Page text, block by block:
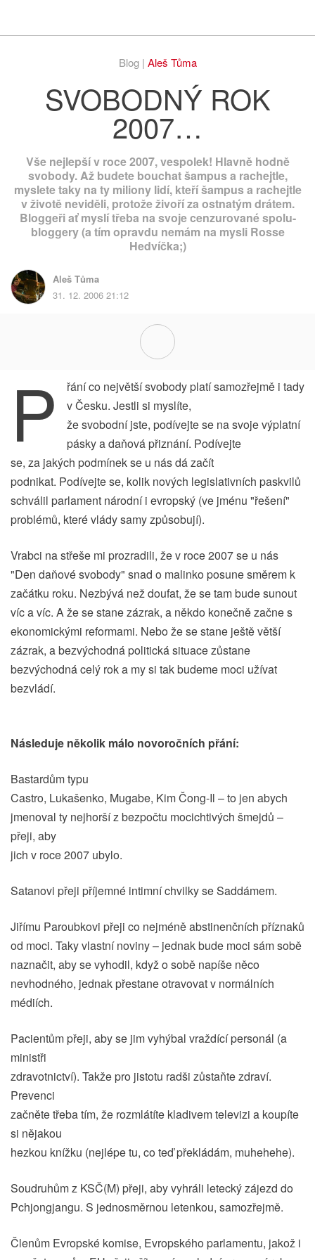
Blog | Aleš Tůma
SVOBODNÝ ROK
2007…
Vše nejlepší v roce 2007, vespolek! Hlavně hodně
svobody. Až budete bouchat šampus a rachejtle,
myslete taky na ty miliony lidí, kteří šampus a rachejtle
v životě neviděli, protože živoří za ostnatým drátem.
Bloggeři ať myslí třeba na svoje cenzurované spolu-
bloggery (a tím opravdu nemám na mysli Rosse
Hedvíčka;)
Aleš Tůma
31. 12. 2006 21:12
P
řání co největší svobody platí samozřejmě i tady
v Česku. Jestli si myslíte,
že svobodní jste, podívejte se na svoje výplatní
pásky a daňová přiznání. Podívejte
se, za jakých podmínek se u nás dá začít
podnikat. Podívejte se, kolik nových legislativních paskvilů
schválil parlament národní i evropský (ve jménu "řešení"
problémů, které vlády samy způsobují).
Vrabci na střeše mi prozradili, že v roce 2007 se u nás
"Den daňové svobody" snad o malinko posune směrem k
začátku roku. Nezbývá než doufat, že se tam bude sunout
víc a víc. A že se stane zázrak, a někdo konečně začne s
ekonomickými reformami. Nebo že se stane ještě větší
zázrak, a bezvýchodná politická situace zůstane
bezvýchodná celý rok a my si tak budeme moci užívat
bezvládí.
Následuje několik málo novoročních přání:
Bastardům typu
Castro, Lukašenko, Mugabe, Kim Čong-Il – to jen abych
jmenoval ty nejhorší z bezpočtu mocichtivých šmejdů –
přeji, aby
jich v roce 2007 ubylo.
Satanovi přeji příjemné intimní chvilky se Saddámem.
Jiřímu Paroubkovi přeji co nejméně abstinenčních příznaků
od moci. Taky vlastní noviny – jednak bude moci sám sobě
naznačit, aby se vyhodil, když o sobě napíše něco
nevhodného, jednak přestane otravovat v normálních
médiích.
Pacientům přeji, aby se jim vyhýbal vraždící personál (a
ministři
zdravotnictví). Takže pro jistotu radši zůstaňte zdraví.
Prevenci
začněte třeba tím, že rozmlátíte kladivem televizi a koupíte
si nějakou
hezkou knížku (nejlépe tu, co teď překládám, muhehehe).
Soudruhům z KSČ(M) přeji, aby vyhráli letecký zájezd do
Pchjongjangu. S jednosměrnou letenkou, samozřejmě.
Členům Evropské komise, Evropského parlamentu, jakož i